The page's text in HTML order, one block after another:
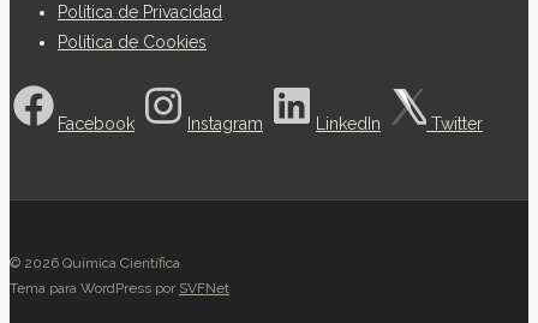
Política de Privacidad
Política de Cookies
Facebook Instagram LinkedIn Twitter
© 2026 Química Científica
Tema para WordPress por SVFNet